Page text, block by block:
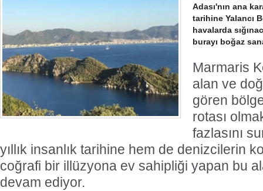
Adası'nın ana
tarihine Yalancı
havalarda
burayı boğaz
Marmaris
alan ve
gören
rotası
fazlasını
yıllık insanlık tarihine hem de denizcilerin
coğrafi bir illüzyona ev sahipliği yapan bu
devam ediyor.